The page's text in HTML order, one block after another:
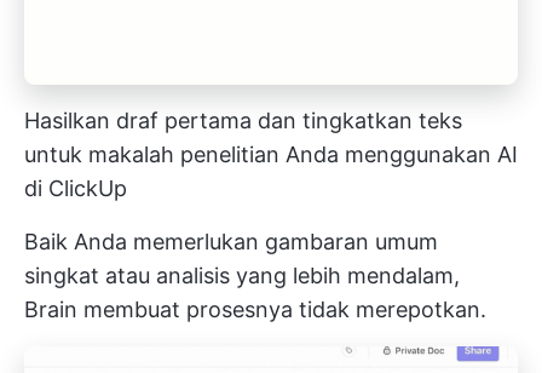
Hasilkan draf pertama dan tingkatkan teks
untuk makalah penelitian Anda menggunakan AI
di ClickUp
Baik Anda memerlukan gambaran umum
singkat atau analisis yang lebih mendalam,
Brain membuat prosesnya tidak merepotkan.